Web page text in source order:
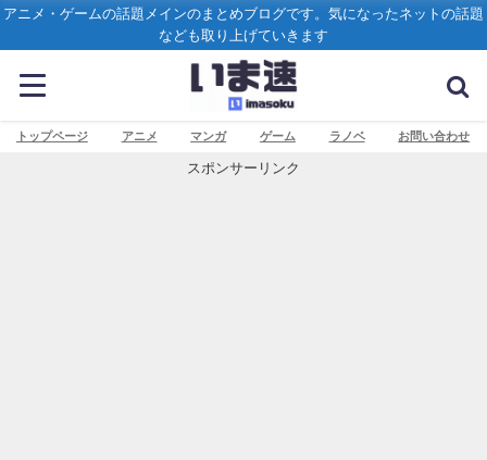
アニメ・ゲームの話題メインのまとめブログです。気になったネットの話題
なども取り上げていきます
トップページ アニメ マンガ ゲーム ラノベ お問い合わせ
スポンサーリンク